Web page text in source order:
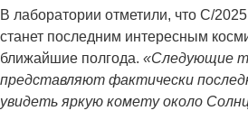
В лаборатории отметили, что C/
станет последним интересным
ближайшие полгода. «Следующие
представляют фактически
увидеть яркую комету около